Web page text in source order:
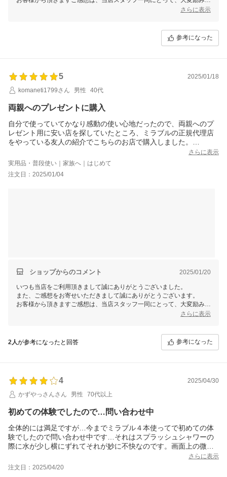
なります。今後共お客様にご満足いただけますよう、更なる努力をして
さらに表示
参考になった
5
2025/01/18
komaneti1799さん
男性 40代
両親へのプレゼントに購入
自分で使っていてかなり感動の使い心地だったので、両親へのプ
レゼント用に安い店を探していたところ、ミラブルの正規代理店
をやっている友人の紹介でこちらのお店で購入しました。
両親も気に入って使ってくれています。
さらに表示
実用品・普段使い｜家族へ｜はじめて
注文日：2025/01/04
ショップからのコメント 2025/01/20
いつも当店をご利用頂きまして誠にありがとうございました。
また、ご感想をお寄せいただきまして誠にありがとうございます。
お客様から頂きますご感想は、当店スタッフ一同にとって、大変励みと
なります。今後共お客様にご満足いただけますよう、更なる努力をして
さらに表示
2人が参考になったと回答 参考になった
4
2025/04/30
かずやっさんさん
男性 70代以上
初めての体験でしたので…問い合わせ中
全体的には満足ですが…今までミラブル４本使ってで初めての体
験でしたので問い合わせ中です…それはスプラッシュシャワーの
際に水が少し横にずれてそれが妙に不快なのです。画面上の微妙
な外への軌跡…どの程度が許容範囲なのかを問い合わせ中です…
わかりましたならご報告致しますね。
心から感謝いたします｡本日無事交換品受け取らせていただきまし
さらに表示
注文日：2025/04/20